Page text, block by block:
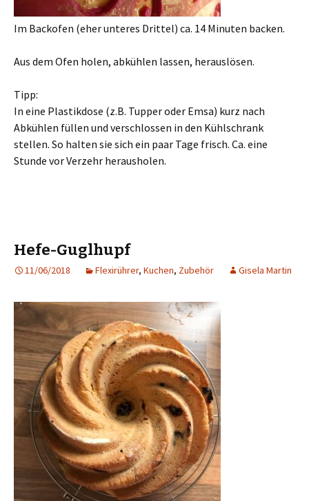
Im Backofen (eher unteres Drittel) ca. 14 Minuten backen.
Aus dem Ofen holen, abkühlen lassen, herauslösen.
Tipp:
In eine Plastikdose (z.B. Tupper oder Emsa) kurz nach
Abkühlen füllen und verschlossen in den Kühlschrank
stellen. So halten sie sich ein paar Tage frisch. Ca. eine
Stunde vor Verzehr herausholen.
Hefe-Guglhupf
11/06/2018 Flexirührer, Kuchen, Zubehör Gisela Martin